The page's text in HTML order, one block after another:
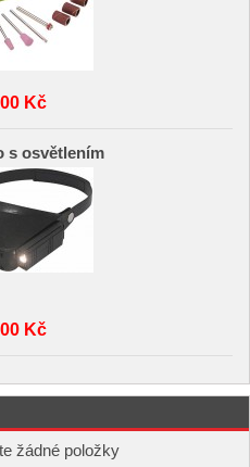
Kč
s osvětlením
Kč
žádné položky